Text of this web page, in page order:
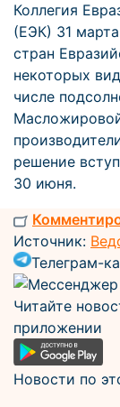
Коллегия
(ЕЭК) 31
стран
некоторых
числе
решение
30 июня.
Источник:
Телеграм-
Читайте
приложении
Новости по